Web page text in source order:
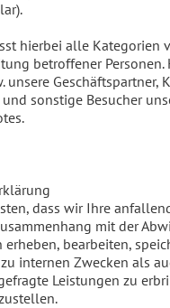
hierbei alle Kategorien
betroffener Personen.
unsere Geschäftspartner,
sonstige Besucher
dass wir Ihre
mit der
erheben, bearbeiten,
internen Zwecken als
Leistungen zu